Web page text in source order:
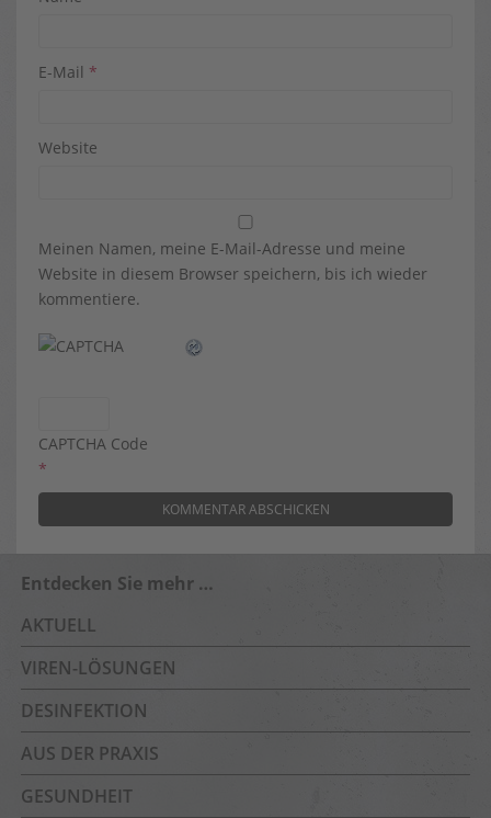
E-Mail *
Website
Meinen Namen, meine E-Mail-Adresse und meine
Website in diesem Browser speichern, bis ich wieder
kommentiere.
CAPTCHA Code
*
Entdecken Sie mehr …
AKTUELL
VIREN-LÖSUNGEN
DESINFEKTION
AUS DER PRAXIS
GESUNDHEIT